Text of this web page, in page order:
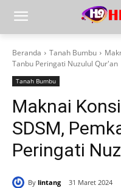
Beranda Tanah Bumbu
Tanbu Peringati Nuzulul Qur'an
Tanah Bumbu
Maknai
SDSM,
Peringati
By lintang 31 Maret 2024